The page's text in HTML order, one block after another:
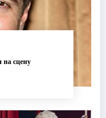
на сцену